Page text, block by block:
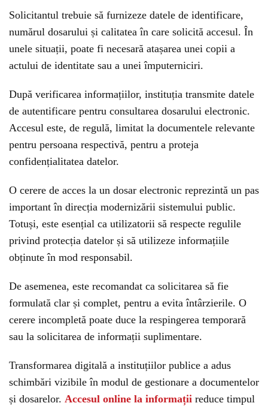
Solicitantul trebuie să furnizeze datele de identificare,
numărul dosarului și calitatea în care solicită accesul. În
unele situații, poate fi necesară atașarea unei copii a
actului de identitate sau a unei împuterniciri.
După verificarea informațiilor, instituția transmite datele
de autentificare pentru consultarea dosarului electronic.
Accesul este, de regulă, limitat la documentele relevante
pentru persoana respectivă, pentru a proteja
confidențialitatea datelor.
O cerere de acces la un dosar electronic reprezintă un pas
important în direcția modernizării sistemului public.
Totuși, este esențial ca utilizatorii să respecte regulile
privind protecția datelor și să utilizeze informațiile
obținute în mod responsabil.
De asemenea, este recomandat ca solicitarea să fie
formulată clar și complet, pentru a evita întârzierile. O
cerere incompletă poate duce la respingerea temporară
sau la solicitarea de informații suplimentare.
Transformarea digitală a instituțiilor publice a adus
schimbări vizibile în modul de gestionare a documentelor
și dosarelor. Accesul online la informații reduce timpul